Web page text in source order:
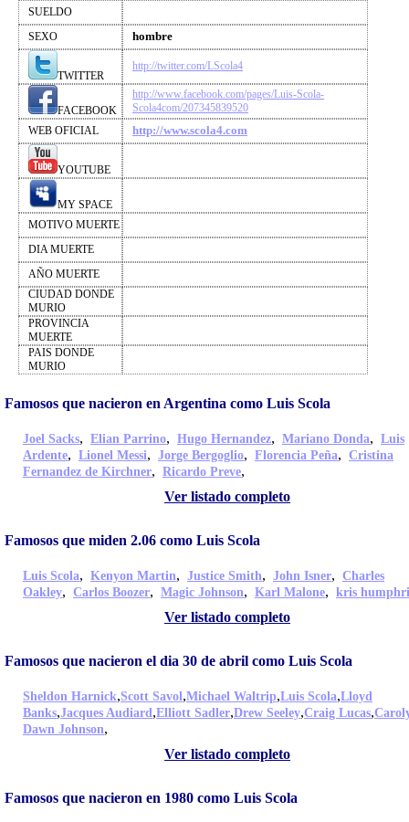
SUELDO
SEXO
hombre
TWITTER
http://twitter.com/LScola4
FACEBOOK
http://www.facebook.com/pages/Luis-Scola-
Scola4com/207345839520
WEB OFICIAL
http://www.scola4.com
YOUTUBE
MY SPACE
MOTIVO MUERTE
DIA MUERTE
AÑO MUERTE
CIUDAD DONDE
MURIO
PROVINCIA
MUERTE
PAIS DONDE
MURIO
Famosos que nacieron en Argentina como Luis Scola
Joel Sacks, Elian Parrino, Hugo Hernandez, Mariano Donda, Luis
Ardente, Lionel Messi, Jorge Bergoglio, Florencia Peña, Cristina
Fernandez de Kirchner, Ricardo Preve,
Ver listado completo
Famosos que miden 2.06 como Luis Scola
Luis Scola, Kenyon Martin, Justice Smith, John Isner, Charles
Oakley, Carlos Boozer, Magic Johnson, Karl Malone, kris
Ver listado completo
Famosos que nacieron el dia 30 de abril como Luis Scola
Sheldon Harnick,Scott Savol,Michael Waltrip,Luis Scola,Lloyd
Banks,Jacques Audiard,Elliott Sadler,Drew Seeley,Craig Lucas,
Dawn Johnson,
Ver listado completo
Famosos que nacieron en 1980 como Luis Scola